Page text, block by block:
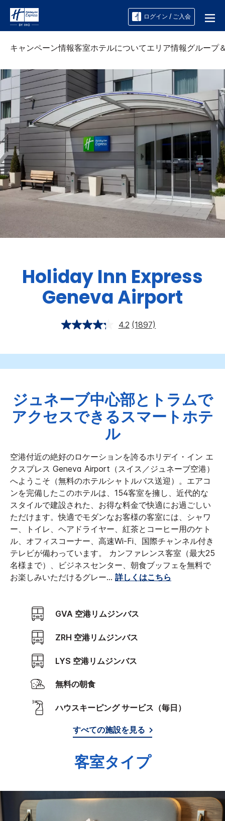
ログイン / ご入会
キャンペーン情報客室ホテルについてエリア情報グループ
Holiday Inn Express
Geneva Airport
4.2 (1897)
ジュネーブ中心部とトラムで
アクセスできるスマートホテ
ル
空港付近の絶好のロケーションを誇るホリデイ・イン エ
クスプレス Geneva Airport（スイス／ジュネーブ空港）
へようこそ（無料のホテルシャトルバス送迎）。エアコ
ンを完備したこのホテルは、154客室を擁し、近代的な
スタイルで建設された、お得な料金で快適にお過ごしい
ただけます。快適でモダンなお客様の客室には、シャワ
ー、トイレ、ヘアドライヤー、紅茶とコーヒー用のケト
ル、オフィスコーナー、高速Wi-Fi、国際チャンネル付き
テレビが備わっています。
カンファレンス客室（最大25
名様まで）、ビジネスセンター、朝食ブッフェを無料で
お楽しみいただけるグレー... 詳しくはこちら
GVA 空港リムジンバス
ZRH 空港リムジンバス
LYS 空港リムジンバス
無料の朝食
ハウスキーピング サービス（毎日）
すべての施設を見る
客室タイプ